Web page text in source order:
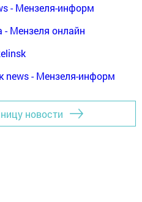
- Мензеля-информ
- Мензеля онлайн
news - Мензеля-информ
новости